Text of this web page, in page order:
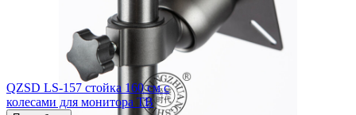
QZSD LS-157 стойка 160 см с
колесами для монитора ТВ